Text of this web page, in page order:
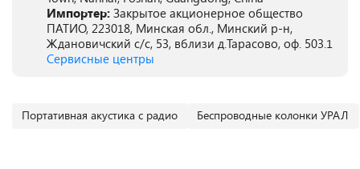
Импортер: Закрытое акционерное общество
ПАТИО, 223018, Минская обл., Минский р-н,
Ждановичский с/с, 53, вблизи д.Тарасово, оф. 503.1
Сервисные центры
Портативная акустика с радио Беспроводные колонки УРАЛ